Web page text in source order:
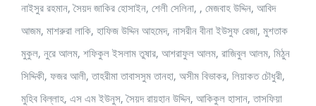
নাইসুর রহমান, সৈয়দ জাকির হোসাইন, শেলী সেলিনা, , মেজবাহ উদ্দিন, আবিদ
আজম, মাশরুরা লাকি, হাফিজ উদ্দিন আহমেদ, নাসরীন বীনা ইউসুফ রেজা, মুশতাক
মুকুল, নুরে আলম, শফিকুল ইসলাম তুষার, আশরাফুল আলম, রাজিবুল আলম, মিঠুন
সিদ্দিকী, ফজর আলী, তাহরীমা তাবাসসুম তানহা, অসীম বিভাকর, লিয়াকত চৌধুরী,
মুহিব বিল্লাহ, এস এম ইউনুস, সৈয়দ রায়হান উদ্দিন, আকিকুল হাসান, তাসফিয়া